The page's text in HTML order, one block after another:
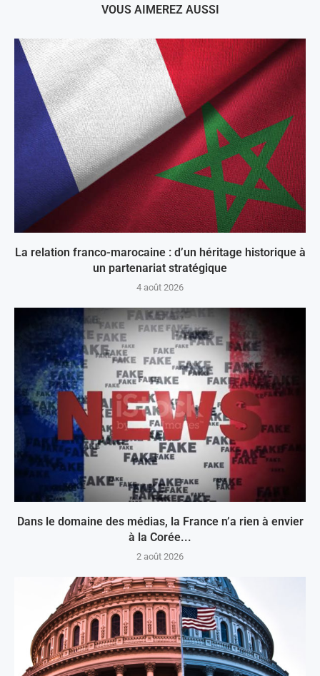
VOUS AIMEREZ AUSSI
La relation franco-marocaine : d’un héritage historique à
un partenariat stratégique
4 août 2026
Dans le domaine des médias, la France n’a rien à envier
à la Corée...
2 août 2026